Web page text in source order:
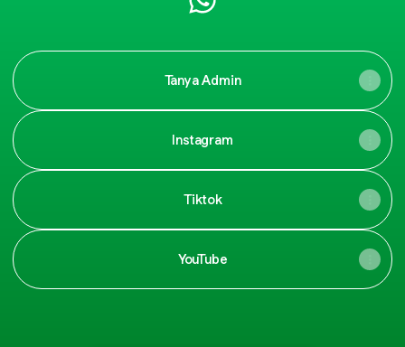
Tanya Admin
Instagram
Tiktok
YouTube